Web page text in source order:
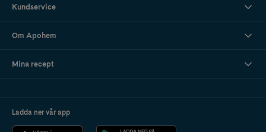
Kundservice
Om Apohem
Mina recept
Ladda ner vår app